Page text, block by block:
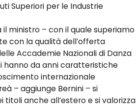
Superiori per le Industrie
ministro – con il quale superiamo
con la qualità dell’offerta
Accademie Nazionali di Danza
hanno da anni caratteristiche
internazionale
– aggiunge Bernini – si
anche all’estero e si valorizza